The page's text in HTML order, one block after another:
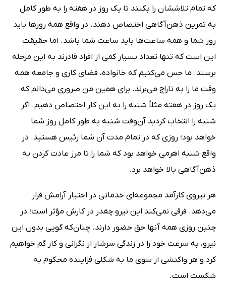
که تمام تلاششان را بکنند تا یک روز در هفته را به طور کامل
به تمرین ذهن‌آگاهی اختصاص دهند. در واقع همه روزها باید
روز شما و همه ساعت‌ها باید ساعت شما باشد. اما حقیقت
این است که تنها تعداد بسیار کمی از افراد قادرند به این مرحله
برسند. ما حس می‌کنیم که خانواده، فضای کاری و جامعه همه
وقت ما را به تاراج می‌برند. برای همین من ضروری می‌دانم که
یک روز در هفته مثلاً شنبه را به این کار اختصاص دهیم. اگر
شنبه را انتخاب کردید آن‌وقت شنبه به طور کامل روز شما
خواهد بود؛ روزی که در تمام مدت آن شما رئیس هستید. در
واقع شنبه اهرمی خواهد بود که شما را تا مرز عادت کردن به
ذهن‌آگاهی بالا خواهد برد.
هر نیروی کارآمد مجموعه‌ای خدماتی در اختیار آرامش قرار
می‌دهد. فرقی نمی‌کند این نیرو چقدر در کارش مؤثر است؛ در
چنین روزی همه آنها حق حضور دارند. چنان‌که گویی بدون این
نیرو، به سرعت خود را در زندگی سرشار از نگرانی و کار گم خواهیم
کرد و هر واکنشی از سوی ما به شکلی فزاینده محکوم به
شکست است.